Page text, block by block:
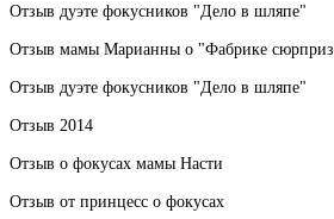
Отзыв дуэте фокусников "Дело в шляпе"
Отзыв мамы Марианны о "Фабрике
Отзыв дуэте фокусников "Дело в шляпе"
Отзыв 2014
Отзыв о фокусах мамы Насти
Отзыв от принцесс о фокусах